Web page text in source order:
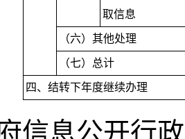
取信息
（六）其他处理
（七）总计
四、结转下年度继续办理
信息公开行